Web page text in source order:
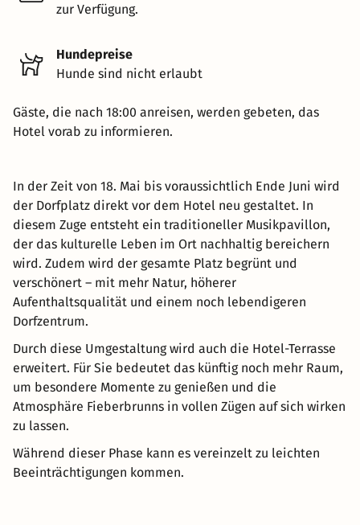
zur Verfügung.
Hundepreise
Hunde sind nicht erlaubt
Gäste, die nach 18:00 anreisen, werden gebeten, das
Hotel vorab zu informieren.
In der Zeit von 18. Mai bis voraussichtlich Ende Juni wird
der Dorfplatz direkt vor dem Hotel neu gestaltet. In
diesem Zuge entsteht ein traditioneller Musikpavillon,
der das kulturelle Leben im Ort nachhaltig bereichern
wird. Zudem wird der gesamte Platz begrünt und
verschönert – mit mehr Natur, höherer
Aufenthaltsqualität und einem noch lebendigeren
Dorfzentrum.
Durch diese Umgestaltung wird auch die Hotel-Terrasse
erweitert. Für Sie bedeutet das künftig noch mehr Raum,
um besondere Momente zu genießen und die
Atmosphäre Fieberbrunns in vollen Zügen auf sich wirken
zu lassen.
Während dieser Phase kann es vereinzelt zu leichten
Beeinträchtigungen kommen.